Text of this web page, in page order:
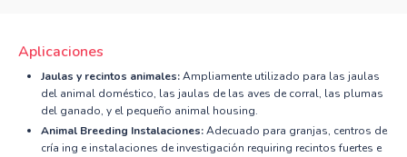
Aplicaciones
Jaulas y recintos animales:Ampliamente utilizado para las jaulas
del animal doméstico, las jaulas de las aves de corral, las plumas
del ganado, y el pequeño animal housing.
Animal Breeding Instalaciones:Adecuado para granjas, centros de
cría ing e instalaciones de investigación requiring recintos fuertes e